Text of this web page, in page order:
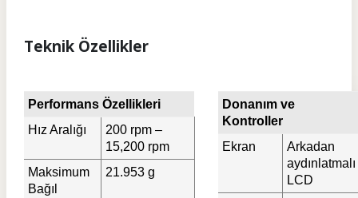
Teknik Özellikler
Performans Özellikleri
Hız Aralığı
200 rpm –
15,200 rpm
Maksimum
Bağıl
21.953 g
Donanım ve
Kontroller
Ekran
Arkadan
aydınlatmalı
LCD